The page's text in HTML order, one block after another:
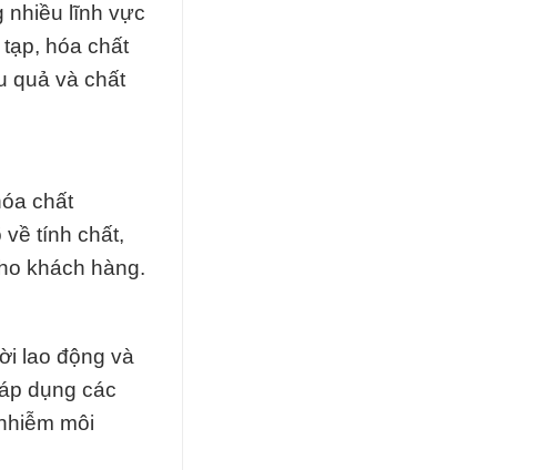
nhiều lĩnh vực
hóa chất
quả và chất
chất
về tính chất,
khách hàng.
lao động và
dụng các
môi